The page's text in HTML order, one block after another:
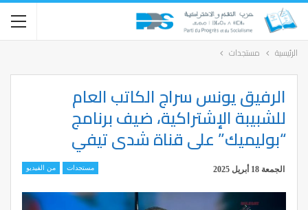
الرئيسية مستجدات
الرفيق يونس سراج الكاتب العام
للشبيبة الإشتراكية، ضيف برنامج
“بوليميك” على قناة شدى تيفي
مستجدات من الفيديو الجمعة 18 أبريل 2025